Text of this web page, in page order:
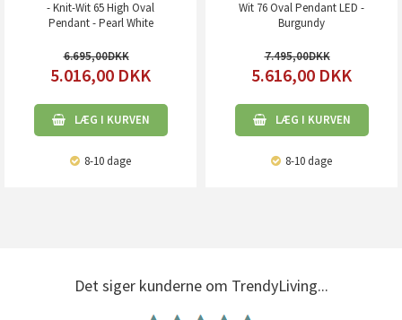
- Knit-Wit 65 High Oval
Pendant - Pearl White
6.695,00
5.016,00 DKK
LÆG I KURVEN
8-10 dage
Wit 76 Oval Pendant LED -
Burgundy
7.495,00
5.616,00 DKK
LÆG I KURVEN
8-10 dage
Det siger kunderne om TrendyLiving...